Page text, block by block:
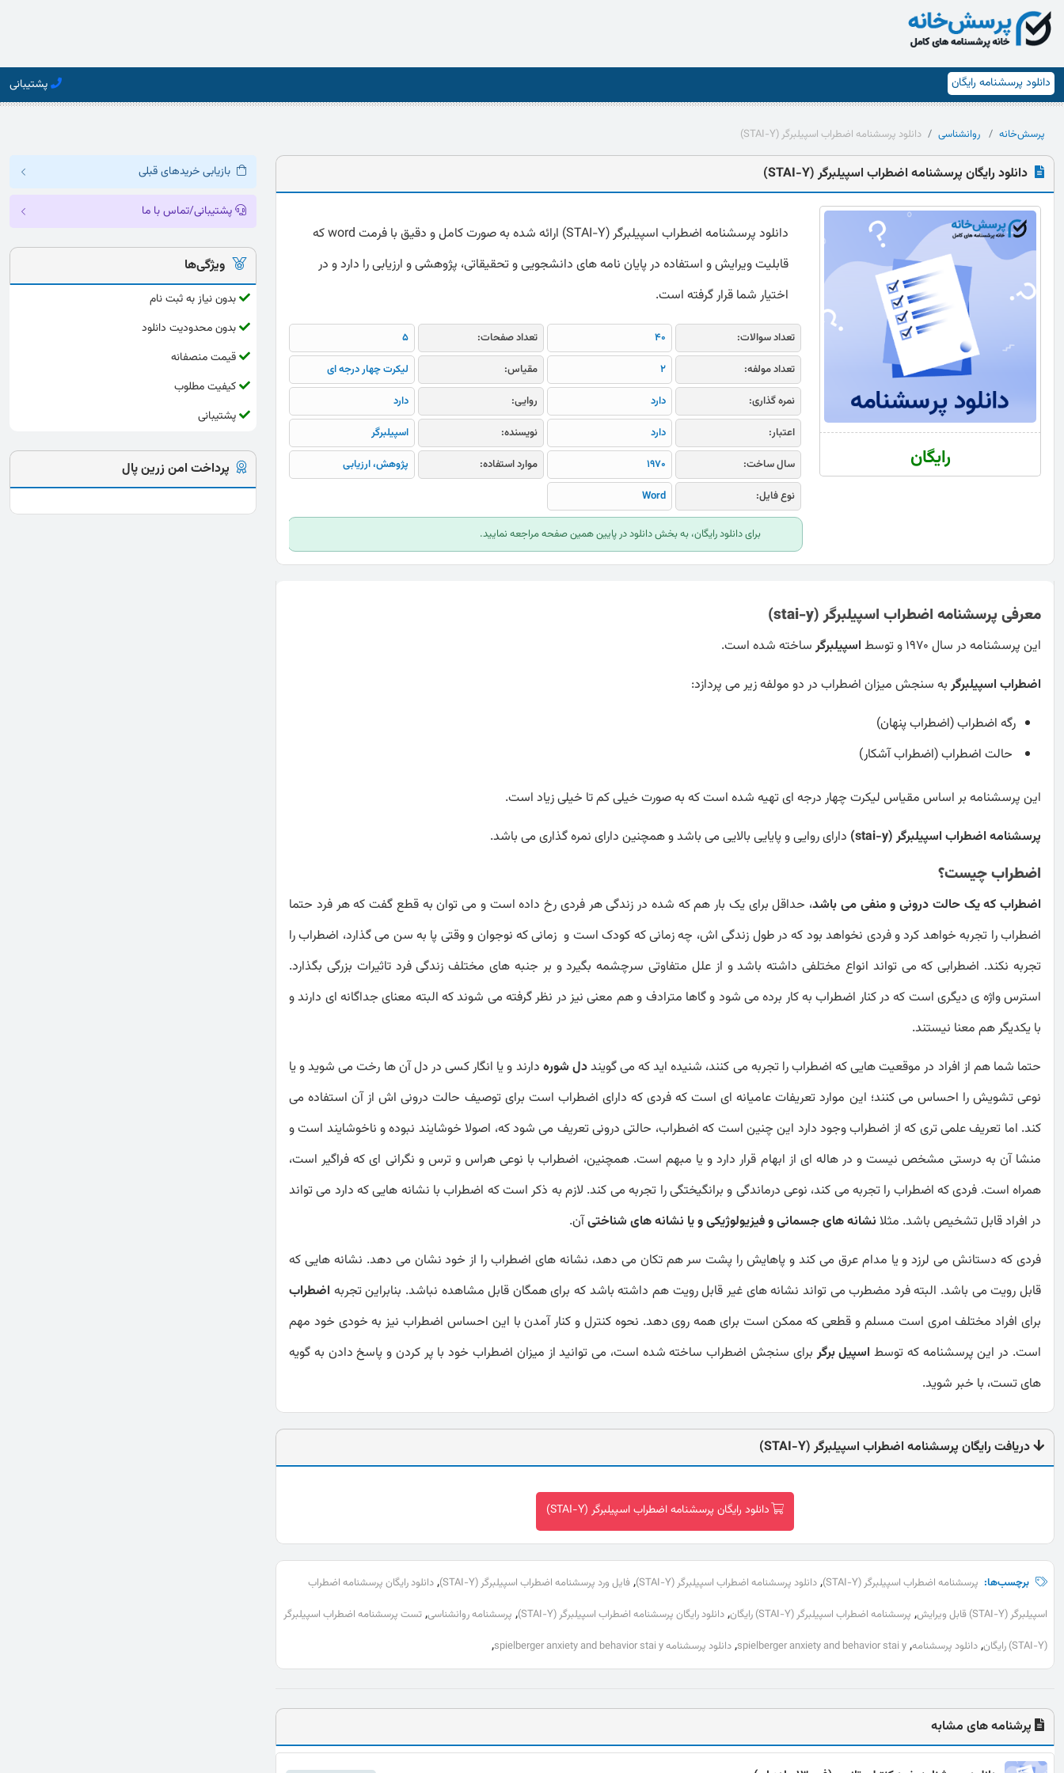
دانلود پرسشنامه رایگان پشتیبانی
پرسش‌خانه روانشناسی دانلود پرسشنامه اضطراب اسپیلبرگر (STAI-Y)
دانلود رایگان پرسشنامه اضطراب اسپیلبرگر (STAI-Y)
رایگان
دانلود پرسشنامه اضطراب اسپیلبرگر (STAI-Y) ارائه شده به صورت کامل و دقیق با فرمت word که
قابلیت ویرایش و استفاده در پایان نامه های دانشجویی و تحقیقاتی، پژوهشی و ارزیابی را دارد و در
اختیار شما قرار گرفته است.
تعداد سوالات: 40 تعداد صفحات:
5
تعداد مولفه:
2 مقیاس:
لیکرت چهار درجه ای
نمره گذاری:
دارد روایی:
دارد
اعتبار:
دارد نویسنده:
اسپیلبرگر
سال ساخت:
1970 موارد استفاده:
پژوهش، ارزیابی
نوع فایل:
Word
برای دانلود رایگان، به بخش دانلود در پایین همین صفحه مراجعه نمایید.
معرفی پرسشنامه اضطراب اسپیلبرگر (stai-y)
این پرسشنامه در سال 1970 و توسط اسپیلبرگرساخته شده است.
اضطراب اسپیلبرگربه سنجش میزان اضطراب در دو مولفه زیر می پردازد:
رگه اضطراب (اضطراب پنهان)
حالت اضطراب (اضطراب آشکار)
این پرسشنامه بر اساس مقیاس لیکرت چهار درجه ای تهیه شده است که به صورت خیلی کم تا خیلی زیاد است.
پرسشنامه اضطراب اسپیلبرگر (stai-y)
دارای روایی و پایایی بالایی می باشد و همچنین دارای نمره گذاری می باشد.
اضطراب چیست؟
اضطراب که یک حالت درونی و منفی می باشد، حداقل برای یک بار هم که شده در زندگی هر فردی رخ داده است و می توان به قطع گفت که هر فرد حتما
اضطراب را تجربه خواهد کرد و فردی نخواهد بود که در طول زندگی اش، چه زمانی که کودک است و زمانی که نوجوان و وقتی پا به سن می گذارد، اضطراب را
تجربه نکند. اضطرابی که می تواند انواع مختلفی داشته باشد و از علل متفاوتی سرچشمه بگیرد و بر جنبه های مختلف زندگی فرد تاثیرات بزرگی بگذارد.
استرس واژه ی دیگری است که در کنار اضطراب به کار برده می شود و گاها مترادف و هم معنی نیز در نظر گرفته می شوند که البته معنای جداگانه ای دارند و
با یکدیگر هم معنا نیستند.
حتما شما هم از افراد در موقعیت هایی که اضطراب را تجربه می کنند، شنیده اید که می گوینددل شورهدارند و یا انگار کسی در دل آن ها رخت می شوید و یا
نوعی تشویش را احساس می کنند؛ این موارد تعریفات عامیانه ای است که فردی که دارای اضطراب است برای توصیف حالت درونی اش از آن استفاده می
کند. اما تعریف علمی تری که از اضطراب وجود دارد این چنین است که اضطراب، حالتی درونی تعریف می شود که، اصولا خوشایند نبوده و ناخوشایند است و
منشا آن به درستی مشخص نیست و در هاله ای از ابهام قرار دارد و یا مبهم است. همچنین، اضطراب با نوعی هراس و ترس و نگرانی ای که فراگیر است،
همراه است. فردی که اضطراب را تجربه می کند، نوعی درماندگی و برانگیختگی را تجربه می کند. لازم به ذکر است که اضطراب با نشانه هایی که دارد می تواند
در افراد قابل تشخیص باشد. مثلانشانه های جسمانی و فیزیولوژیکی و یا نشانه های شناختیآن.
فردی که دستانش می لرزد و یا مدام عرق می کند و پاهایش را پشت سر هم تکان می دهد، نشانه های اضطراب را از خود نشان می دهد. نشانه هایی که
قابل رویت می باشد. البته فرد مضطرب می تواند نشانه های غیر قابل رویت هم داشته باشد که برای همگان قابل مشاهده نباشد. بنابراین تجربه اضطراب
برای افراد مختلف امری است مسلم و قطعی که ممکن است برای همه روی دهد. نحوه کنترل و کنار آمدن با این احساس اضطراب نیز به خودی خود مهم
است. در این پرسشنامه که توسط اسپیل برگربرای سنجش اضطراب ساخته شده است، می توانید از میزان اضطراب خود با پر کردن و پاسخ دادن به گویه
های تست، با خبر شوید.
دریافت رایگان پرسشنامه اضطراب اسپیلبرگر (STAI-Y)
دانلود رایگان پرسشنامه اضطراب اسپیلبرگر (STAI-Y)
برچسب‌ها: پرسشنامه اضطراب اسپیلبرگر (STAI-Y) , دانلود پرسشنامه اضطراب اسپیلبرگر (STAI-Y) , فایل ورد پرسشنامه اضطراب اسپیلبرگر (STAI-Y) , دانلود رایگان پرسشنامه اضطراب
اسپیلبرگر (STAI-Y) قابل ویرایش
, پرسشنامه اضطراب اسپیلبرگر (STAI-Y) رایگان , دانلود رایگان پرسشنامه اضطراب اسپیلبرگر (STAI-Y) , پرسشنامه روانشناسی, تست پرسشنامه اضطراب اسپیلبرگر
(STAI-Y) رایگان
, دانلود پرسشنامه,
spielberger anxiety and behavior stai y
, دانلود پرسشنامه spielberger anxiety and behavior stai y ,
پرشنامه های مشابه
بازیابی خریدهای قبلی
پشتیبانی/تماس با ما
ویژگی‌ها
بدون نیاز به ثبت نام
بدون محدودیت دانلود
قیمت منصفانه
کیفیت مطلوب
پشتیبانی
پرداخت امن زرین پال